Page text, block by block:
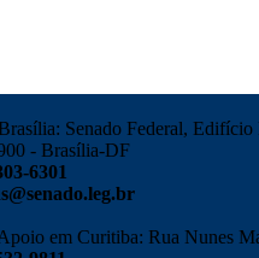
Senado Federal,
- Brasília-DF
6301
em Curitiba: Rua Nunes